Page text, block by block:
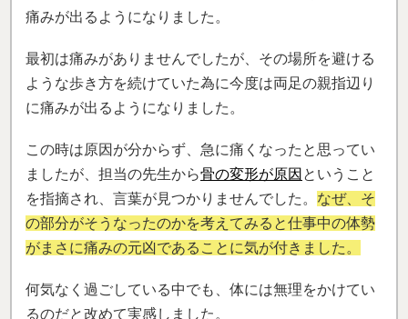
痛みが出るようになりました。
最初は痛みがありませんでしたが、その場所を避ける
ような歩き方を続けていた為に今度は両足の親指辺り
に痛みが出るようになりました。
この時は原因が分からず、急に痛くなったと思ってい
ましたが、担当の先生から骨の変形が原因 ということ
を指摘され、言葉が見つかりませんでした。 なぜ、そ
の部分がそうなったのかを考えてみると仕事中の体勢
がまさに痛みの元凶であることに気が付きました。
何気なく過ごしている中でも、体には無理をかけてい
るのだと改めて実感しました。